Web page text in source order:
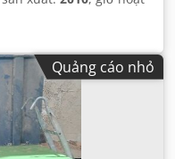
Quảng cáo nhỏ